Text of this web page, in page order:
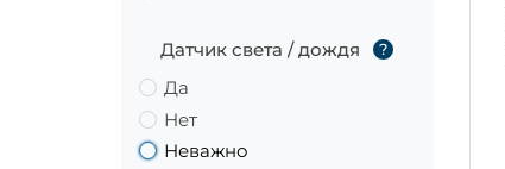
Датчик света / дождя ?
Да
Нет
Неважно